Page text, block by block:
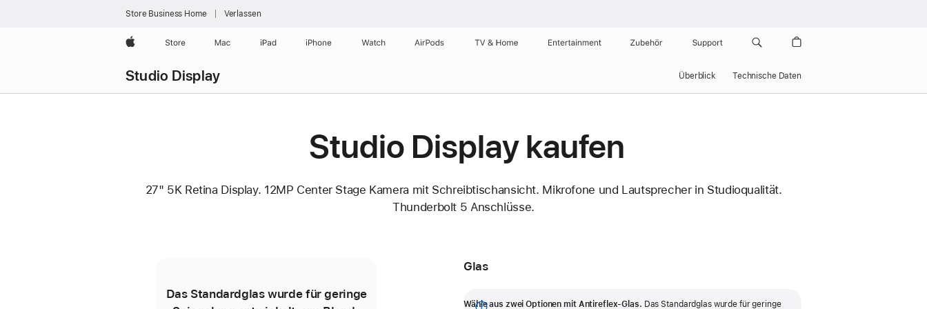
Store Business Home Verlassen
Apple Store Mac iPad iPhone Watch AirPods TV & Home Entertainment Zubehör Support
Studio Display Überblick Technische Daten
Studio Display kaufen
27" 5K Retina Display. 12MP Center Stage Kamera mit Schreibtischansicht. Mikrofone und Lautsprecher in Studioqualität.
Thunderbolt 5 Anschlüsse.
Das Standardglas wurde für geringe
Glas
Wähle aus zwei Optionen mit Antireflex-Glas. Das Standardglas wurde für geringe